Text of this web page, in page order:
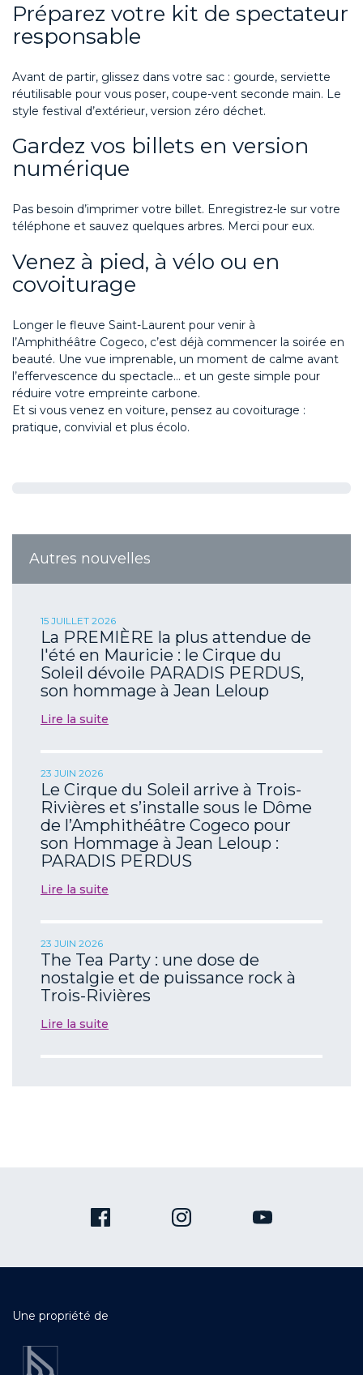
Préparez votre kit de spectateur
responsable
Avant de partir, glissez dans votre sac : gourde, serviette
réutilisable pour vous poser, coupe-vent seconde main. Le
style festival d’extérieur, version zéro déchet.
Gardez vos billets en version
numérique
Pas besoin d’imprimer votre billet. Enregistrez-le sur votre
téléphone et sauvez quelques arbres. Merci pour eux.
Venez à pied, à vélo ou en
covoiturage
Longer le fleuve Saint-Laurent pour venir à
l’Amphithéâtre Cogeco, c’est déjà commencer la soirée en
beauté. Une vue imprenable, un moment de calme avant
l’effervescence du spectacle… et un geste simple pour
réduire votre empreinte carbone.
Et si vous venez en voiture, pensez au covoiturage :
pratique, convivial et plus écolo.
Autres nouvelles
15 JUILLET 2026
La PREMIÈRE la plus attendue de
l'été en Mauricie : le Cirque du
Soleil dévoile PARADIS PERDUS,
son hommage à Jean Leloup
Lire la suite
23 JUIN 2026
Le Cirque du Soleil arrive à Trois-
Rivières et s’installe sous le Dôme
de l’Amphithéâtre Cogeco pour
son Hommage à Jean Leloup :
PARADIS PERDUS
Lire la suite
23 JUIN 2026
The Tea Party : une dose de
nostalgie et de puissance rock à
Trois-Rivières
Lire la suite
Une propriété de